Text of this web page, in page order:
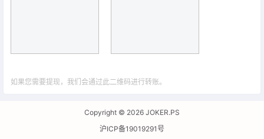
如果您需要提现，我们会通过此二维码进行转账。
Copyright © 2026 JOKER.PS
沪ICP备19019291号